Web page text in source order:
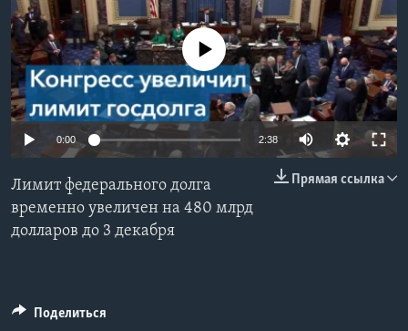
Learning English
СОЦИАЛЬНЫЕ СЕТИ
No media source currently available
0:00 2:38
Прямая ссылка
Лимит федерального долга
временно увеличен на 480 млрд
долларов до 3 декабря
Поделиться